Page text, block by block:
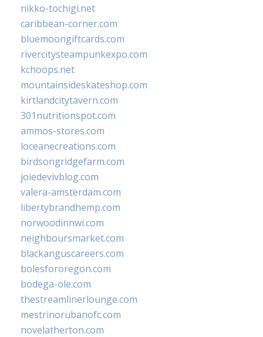
nikko-tochigi.net
caribbean-corner.com
bluemoongiftcards.com
rivercitysteampunkexpo.com
kchoops.net
mountainsideskateshop.com
kirtlandcitytavern.com
301nutritionspot.com
ammos-stores.com
loceanecreations.com
birdsongridgefarm.com
joiedevivblog.com
valera-amsterdam.com
libertybrandhemp.com
norwoodinnwi.com
neighboursmarket.com
blackanguscareers.com
bolesfororegon.com
bodega-ole.com
thestreamlinerlounge.com
mestrinorubanofc.com
novelatherton.com